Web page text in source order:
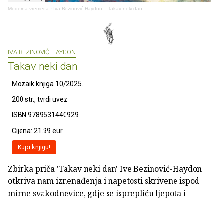
Moderna vremena · Iva Bezinović-Haydon – Takav neki dan
IVA BEZINOVIĆ-HAYDON
Takav neki dan
Mozaik knjiga 10/2025.
200 str., tvrdi uvez
ISBN 9789531440929
Cijena: 21.99 eur
Kupi knjigu!
Zbirka priča 'Takav neki dan' Ive Bezinović-Haydon
otkriva nam iznenađenja i napetosti skrivene ispod
mirne svakodnevice, gdje se isprepliću ljepota i